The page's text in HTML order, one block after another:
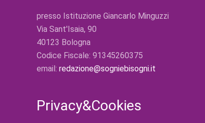
presso Istituzione Giancarlo Minguzzi
Via Sant'Isaia, 90
40123 Bologna
Codice Fiscale: 91345260375
email: redazione@sogniebisogni.it
Privacy&Cookies